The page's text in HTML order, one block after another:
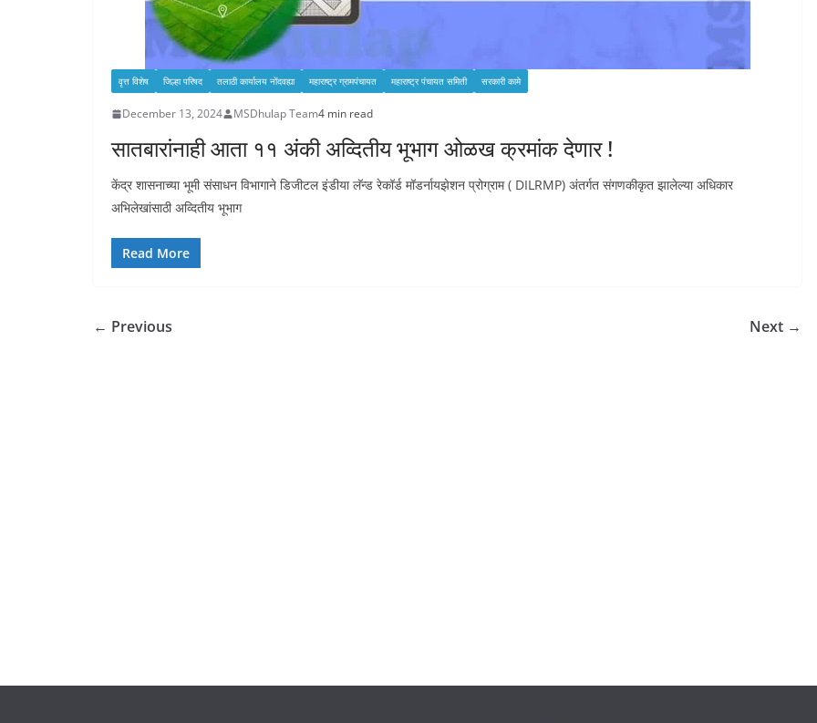
वृत्त विशेष जिल्हा परिषद तलाठी कार्यालय नोंदवह्या महाराष्ट्र ग्रामपंचायत महाराष्ट्र पंचायत समिती सरकारी कामे
December 13, 2024 MSDhulap Team4 min read
सातबारांनाही आता ११ अंकी अव्दितीय भूभाग ओळख क्रमांक देणार !
केंद्र शासनाच्या भूमी संसाधन विभागाने डिजीटल इंडीया लॅन्ड रेकॉर्ड मॉडर्नायझेशन प्रोग्राम ( DILRMP) अंतर्गत संगणकीकृत झालेल्या अधिकार
अभिलेखांसाठी अव्दितीय भूभाग
Read More
← Previous Next →